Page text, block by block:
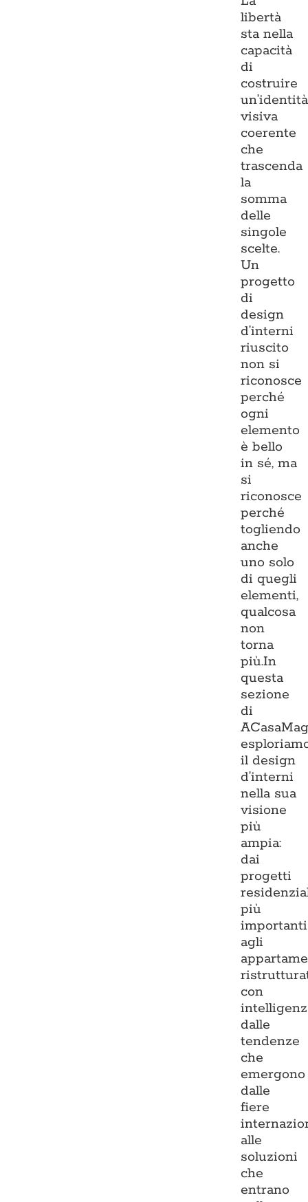
libertà
sta nella
capacità
di
costruire
un’identità
visiva
coerente
che
trascenda
la
somma
delle
singole
scelte.
Un
progetto
di
design
d’interni
riuscito
non si
riconosce
perché
ogni
elemento
è bello
in sé, ma
si
riconosce
perché
togliendo
anche
uno solo
di quegli
elementi,
qualcosa
non
torna
più.In
questa
sezione
di
il design
d’interni
nella sua
visione
più
ampia:
dai
progetti
più
importanti
agli
con
dalle
tendenze
che
emergono
dalle
fiere
alle
soluzioni
che
entrano